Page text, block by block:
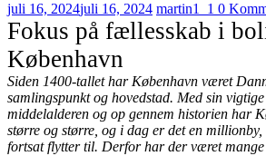
juli 16, 2024juli 16, 2024 martin1_1 0
Fokus på fællesskab i
København
Siden 1400-tallet har København været
samlingspunkt og hovedstad. Med sin
middelalderen og op gennem historien har
større og større, og i dag er det en
fortsat flytter til. Derfor har der været